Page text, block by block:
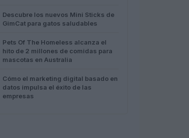
Descubre los nuevos Mini Sticks de
GimCat para gatos saludables
Pets Of The Homeless alcanza el
hito de 2 millones de comidas para
mascotas en Australia
Cómo el marketing digital basado en
datos impulsa el éxito de las
empresas